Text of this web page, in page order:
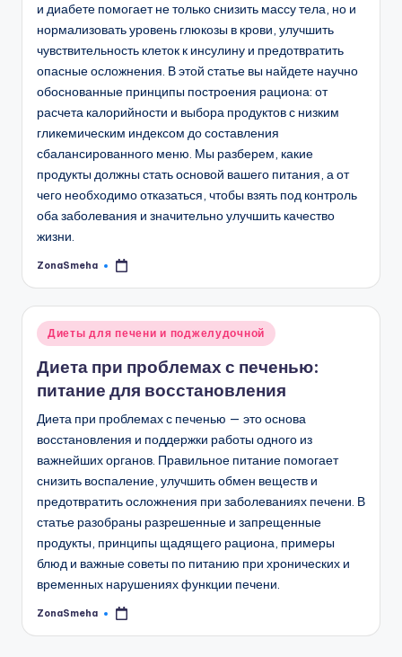
и диабете помогает не только снизить массу тела, но и
нормализовать уровень глюкозы в крови, улучшить
чувствительность клеток к инсулину и предотвратить
опасные осложнения. В этой статье вы найдете научно
обоснованные принципы построения рациона: от
расчета калорийности и выбора продуктов с низким
гликемическим индексом до составления
сбалансированного меню. Мы разберем, какие
продукты должны стать основой вашего питания, а от
чего необходимо отказаться, чтобы взять под контроль
оба заболевания и значительно улучшить качество
жизни.
Запись
ZonaSmeha
Опубликовано
Диеты для печени и поджелудочной
Диета при проблемах с печенью:
питание для восстановления
Диета при проблемах с печенью — это основа
восстановления и поддержки работы одного из
важнейших органов. Правильное питание помогает
снизить воспаление, улучшить обмен веществ и
предотвратить осложнения при заболеваниях печени. В
статье разобраны разрешенные и запрещенные
продукты, принципы щадящего рациона, примеры
блюд и важные советы по питанию при хронических и
временных нарушениях функции печени.
Запись
ZonaSmeha